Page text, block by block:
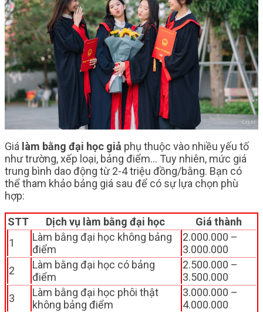
Giá làm bằng đại học giả phụ thuộc vào nhiều yếu tố
như trường, xếp loại, bảng điểm… Tuy nhiên, mức giá
trung bình dao động từ 2-4 triệu đồng/bằng. Bạn có
thể tham khảo bảng giá sau để có sự lựa chọn phù
hợp:
STT Dịch vụ làm bằng đại học
Giá thành
1
Làm bằng đại học không bảng
điểm
2.000.000 –
3.000.000
2
Làm bằng đại học có bảng
điểm
2.500.000 –
3.500.000
3
Làm bằng đại học phôi thật
không bảng điểm
3.000.000 –
4.000.000